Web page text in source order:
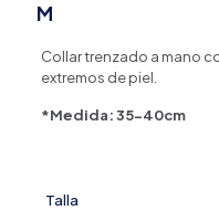
M
Collar trenzado a mano
extremos de piel.
*Medida: 35-40cm
Talla